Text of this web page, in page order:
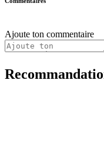
Ajoute ton commentaire